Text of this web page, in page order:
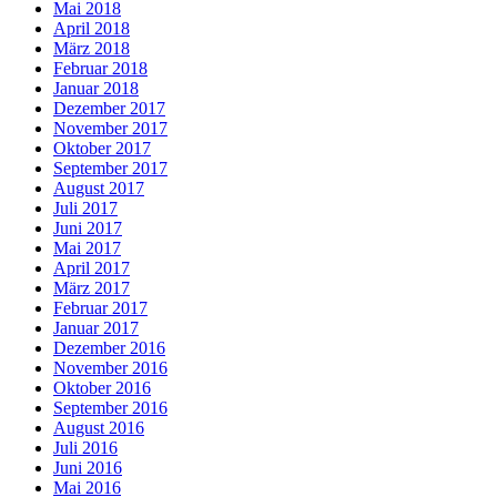
Mai 2018
April 2018
März 2018
Februar 2018
Januar 2018
Dezember 2017
November 2017
Oktober 2017
September 2017
August 2017
Juli 2017
Juni 2017
Mai 2017
April 2017
März 2017
Februar 2017
Januar 2017
Dezember 2016
November 2016
Oktober 2016
September 2016
August 2016
Juli 2016
Juni 2016
Mai 2016